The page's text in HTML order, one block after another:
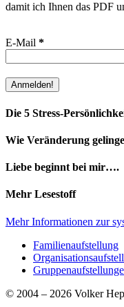
damit ich Ihnen das PDF
E-Mail *
Die 5 Stress-
Wie Veränderung
Liebe beginnt bei mir….
Mehr Lesestoff
Mehr Informationen zur
Familienaufstellung
© 2004 – 2026 Volker